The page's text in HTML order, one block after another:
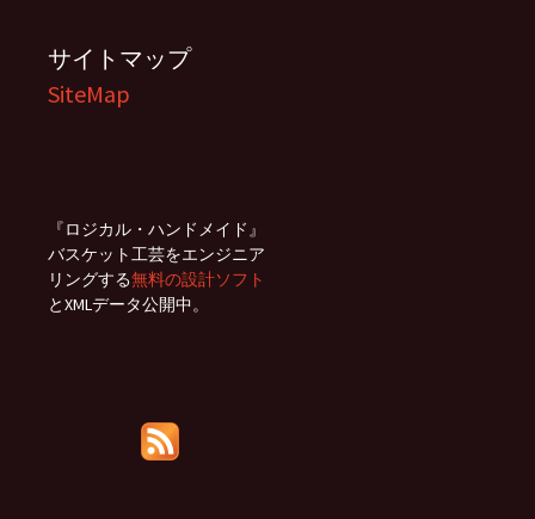
サイトマップ
SiteMap
『ロジカル・ハンドメイド』
バスケット工芸をエンジニア
リングする無料の設計ソフト
とXMLデータ公開中。